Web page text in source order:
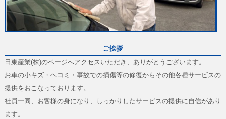
ご挨拶
日東産業(株)のページへアクセスいただき、ありがとうございます。
お車の小キズ・ヘコミ・事故での損傷等の修復からその他各種サービスの
提供をおこなっております。
社員一同、お客様の身になり、しっかりしたサービスの提供に自信があり
ます。